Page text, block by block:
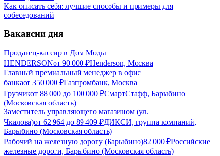
Как описать себя: лучшие способы и примеры для
собеседований
Вакансии дня
Продавец-кассир в Дом Моды
HENDERSONот 90 000 ₽Henderson, Москва
Главный премиальный менеджер в офис
банкаот 350 000 ₽Газпромбанк, Москва
Грузчикот 88 000 до 100 000 ₽СмартСтафф, Барыбино
(Московская область)
Заместитель управляющего магазином (ул.
Чкалова)от 62 964 до 89 409 ₽ДИКСИ, группа компаний,
Барыбино (Московская область)
Рабочий на железную дорогу (Барыбино)82 000 ₽Российские
железные дороги, Барыбино (Московская область)